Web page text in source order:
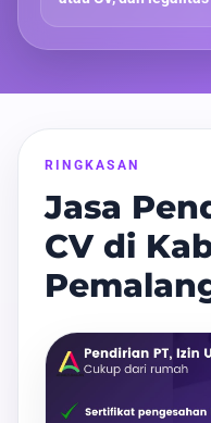
RINGKASAN
Jasa
CV di